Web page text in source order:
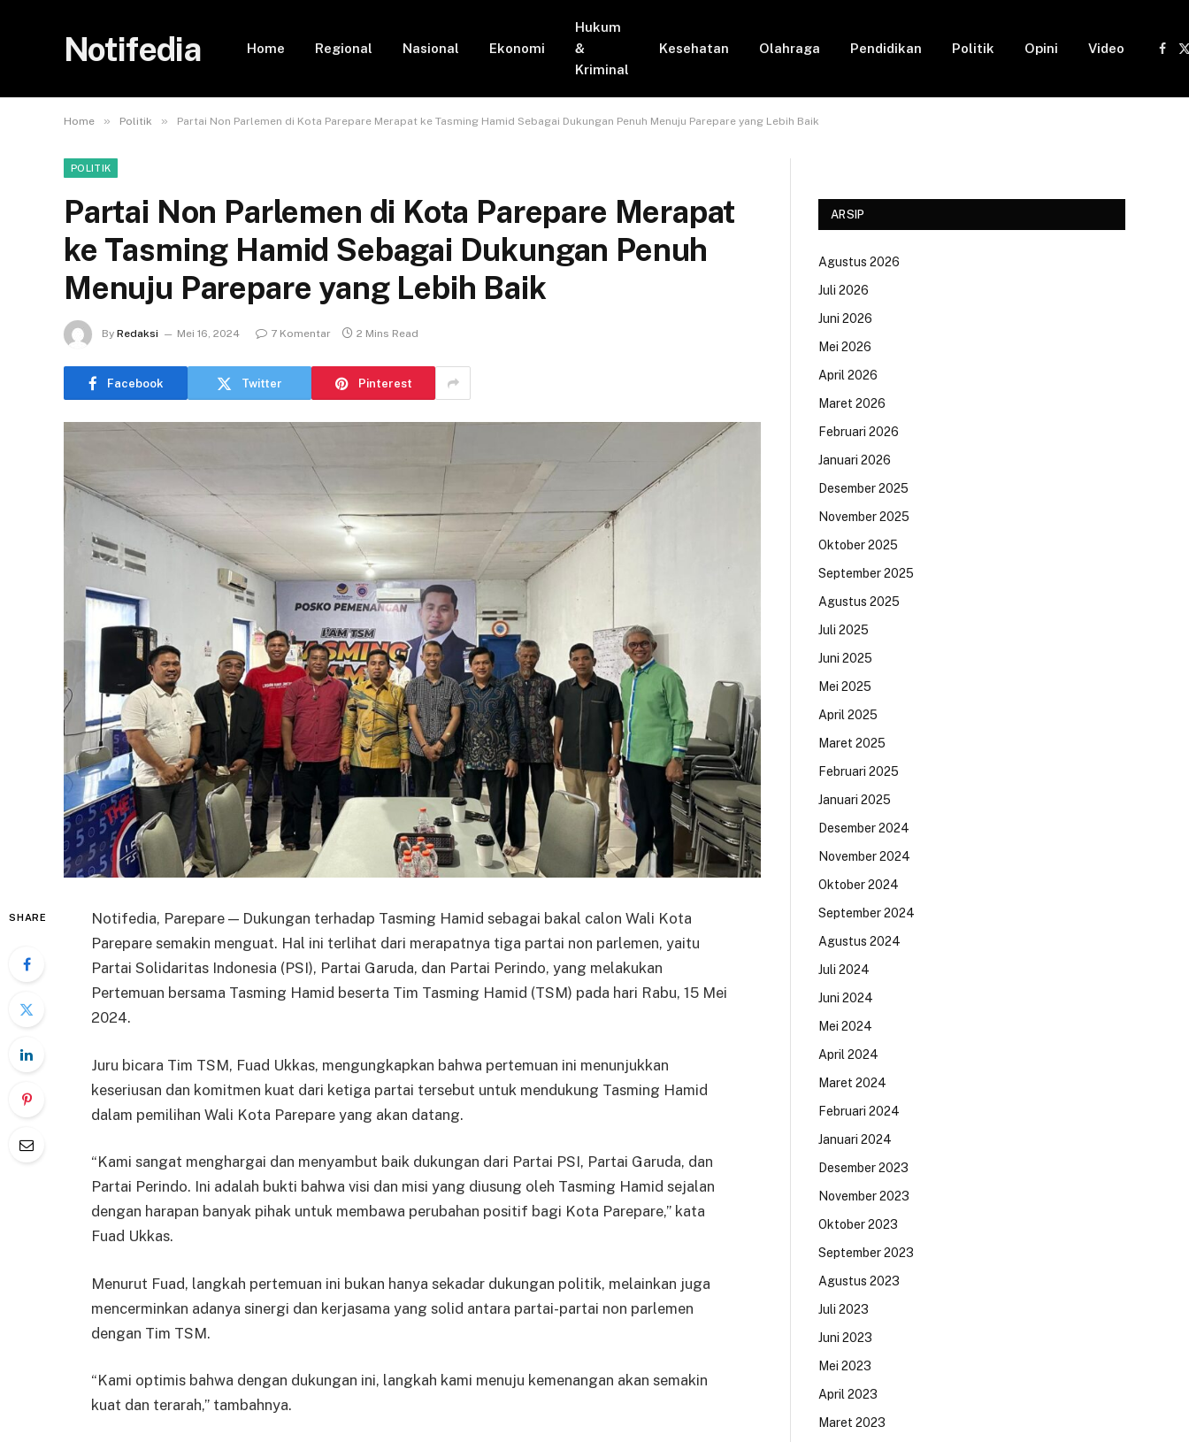
Notifedia Home Regional Nasional Ekonomi
Hukum
&
Kriminal
Kesehatan Olahraga Pendidikan Politik Opini Video
Home » Politik » Partai Non Parlemen di Kota Parepare Merapat ke Tasming Hamid Sebagai Dukungan Penuh Menuju Parepare yang Lebih Baik
POLITIK
Partai Non Parlemen di Kota Parepare Merapat
ke Tasming Hamid Sebagai Dukungan Penuh
Menuju Parepare yang Lebih Baik
By Redaksi Mei 16, 2024 7 Komentar 2 Mins Read
Facebook Twitter Pinterest
SHARE
Notifedia, Parepare — Dukungan terhadap Tasming Hamid sebagai bakal calon Wali Kota
Parepare semakin menguat. Hal ini terlihat dari merapatnya tiga partai non parlemen, yaitu
Partai Solidaritas Indonesia (PSI), Partai Garuda, dan Partai Perindo, yang melakukan
Pertemuan bersama Tasming Hamid beserta Tim Tasming Hamid (TSM) pada hari Rabu, 15 Mei
2024.
Juru bicara Tim TSM, Fuad Ukkas, mengungkapkan bahwa pertemuan ini menunjukkan
keseriusan dan komitmen kuat dari ketiga partai tersebut untuk mendukung Tasming Hamid
dalam pemilihan Wali Kota Parepare yang akan datang.
“Kami sangat menghargai dan menyambut baik dukungan dari Partai PSI, Partai Garuda, dan
Partai Perindo. Ini adalah bukti bahwa visi dan misi yang diusung oleh Tasming Hamid sejalan
dengan harapan banyak pihak untuk membawa perubahan positif bagi Kota Parepare,” kata
Fuad Ukkas.
Menurut Fuad, langkah pertemuan ini bukan hanya sekadar dukungan politik, melainkan juga
mencerminkan adanya sinergi dan kerjasama yang solid antara partai-partai non parlemen
dengan Tim TSM.
“Kami optimis bahwa dengan dukungan ini, langkah kami menuju kemenangan akan semakin
kuat dan terarah,” tambahnya.
ARSIP
Agustus 2026
Juli 2026
Juni 2026
Mei 2026
April 2026
Maret 2026
Februari 2026
Januari 2026
Desember 2025
November 2025
Oktober 2025
September 2025
Agustus 2025
Juli 2025
Juni 2025
Mei 2025
April 2025
Maret 2025
Februari 2025
Januari 2025
Desember 2024
November 2024
Oktober 2024
September 2024
Agustus 2024
Juli 2024
Juni 2024
Mei 2024
April 2024
Maret 2024
Februari 2024
Januari 2024
Desember 2023
November 2023
Oktober 2023
September 2023
Agustus 2023
Juli 2023
Juni 2023
Mei 2023
April 2023
Maret 2023